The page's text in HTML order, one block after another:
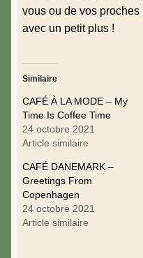
vous ou de vos
avec un petit plus !
Similaire
CAFÉ À LA MODE – My
Time Is Coffee Time
24 octobre 2021
Article similaire
CAFÉ DANEMARK –
Greetings From
Copenhagen
24 octobre 2021
Article similaire